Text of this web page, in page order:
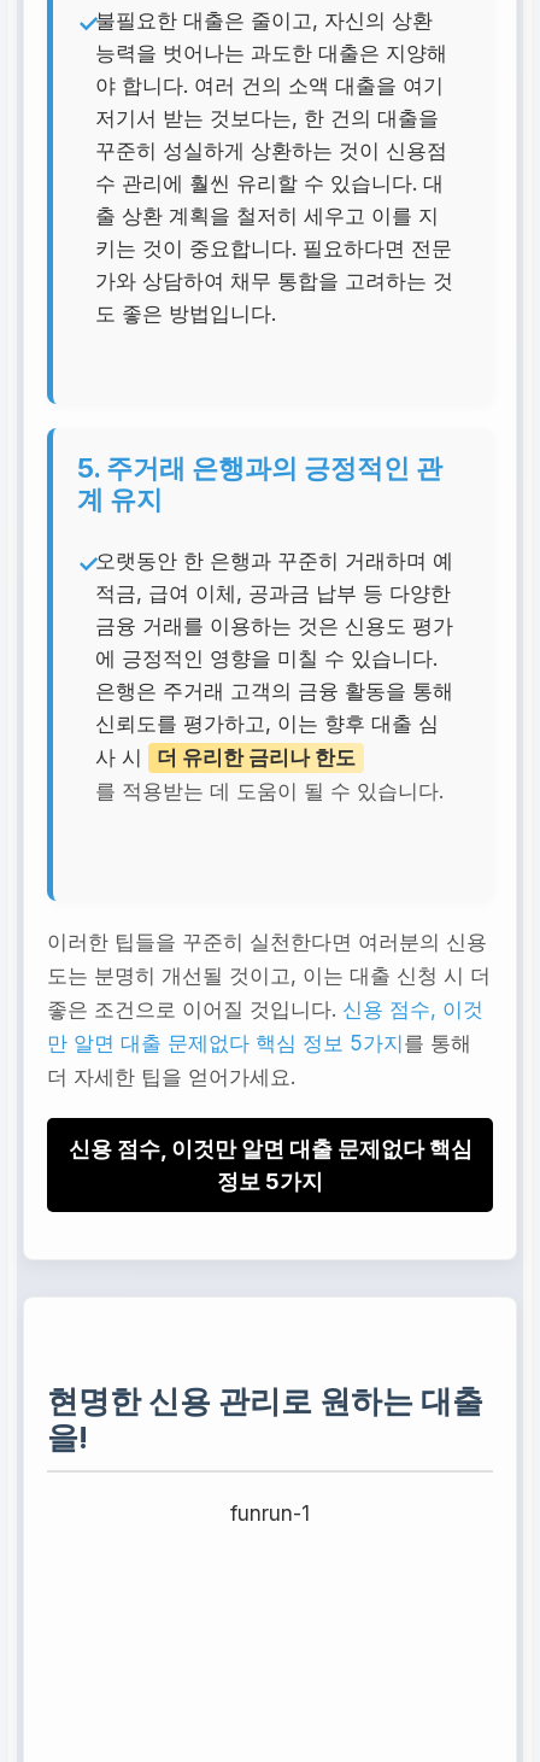
불필요한 대출은 줄이고, 자신의 상환
능력을 벗어나는 과도한 대출은 지양해
야 합니다. 여러 건의 소액 대출을 여기
저기서 받는 것보다는, 한 건의 대출을
꾸준히 성실하게 상환하는 것이 신용점
수 관리에 훨씬 유리할 수 있습니다. 대
출 상환 계획을 철저히 세우고 이를 지
키는 것이 중요합니다. 필요하다면 전문
가와 상담하여 채무 통합을 고려하는 것
도 좋은 방법입니다.
5. 주거래 은행과의 긍정적인 관
계 유지
오랫동안 한 은행과 꾸준히 거래하며 예
적금, 급여 이체, 공과금 납부 등 다양한
금융 거래를 이용하는 것은 신용도 평가
에 긍정적인 영향을 미칠 수 있습니다.
은행은 주거래 고객의 금융 활동을 통해
신뢰도를 평가하고, 이는 향후 대출 심
사 시
더 유리한 금리나 한도
를 적용받는 데 도움이 될 수 있습니다.
이러한 팁들을 꾸준히 실천한다면 여러분의 신용
도는 분명히 개선될 것이고, 이는 대출 신청 시 더
좋은 조건으로 이어질 것입니다. 신용 점수, 이것
만 알면 대출 문제없다 핵심 정보 5가지 를 통해
더 자세한 팁을 얻어가세요.
신용 점수, 이것만 알면 대출 문제없다 핵심
정보 5가지
현명한 신용 관리로 원하는 대출
을!
funrun-1